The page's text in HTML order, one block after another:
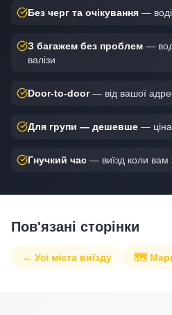
Без черг та очікування —
З багажем без проблем —
валізи
Door-to-door — від вашої
Для групи — дешевше — ціна
Гнучкий час — виїзд коли вам
Пов'язані сторінки
← Усі міста виїзду 🗺